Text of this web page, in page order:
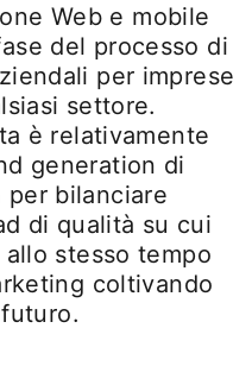
Web e mobile
del processo di
per imprese
settore.
è relativamente
generation di
per bilanciare
di qualità su cui
allo stesso tempo
coltivando